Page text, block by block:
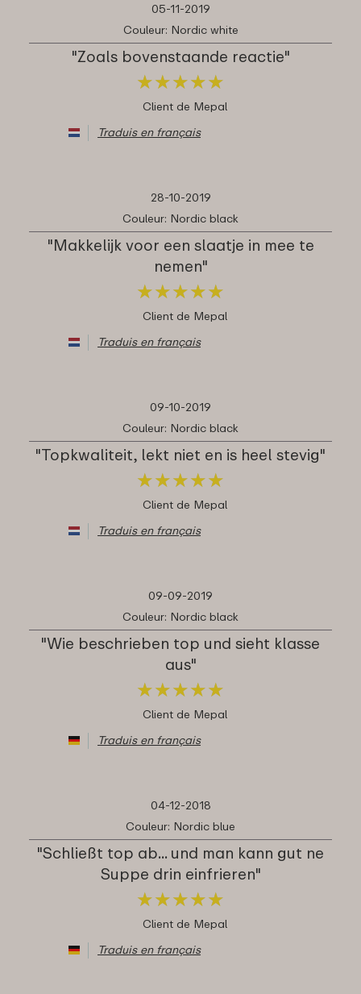
05-11-2019
Couleur: Nordic white
"Zoals bovenstaande reactie"
★★★★★
★★★★★
Client de Mepal
Traduis en français
28-10-2019
Couleur: Nordic black
"Makkelijk voor een slaatje in mee te
nemen"
★★★★★
★★★★★
Client de Mepal
Traduis en français
09-10-2019
Couleur: Nordic black
"Topkwaliteit, lekt niet en is heel stevig"
★★★★★
★★★★★
Client de Mepal
Traduis en français
09-09-2019
Couleur: Nordic black
"Wie beschrieben top und sieht klasse
aus"
★★★★★
★★★★★
Client de Mepal
Traduis en français
04-12-2018
Couleur: Nordic blue
"Schließt top ab... und man kann gut ne
Suppe drin einfrieren"
★★★★★
★★★★★
Client de Mepal
Traduis en français